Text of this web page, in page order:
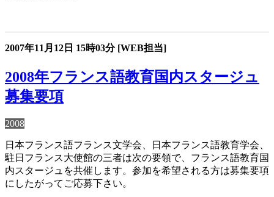
2007年11月12日 15時03分 [WEB担当]
2008年フランス語教育国内スタージュ
募集要項
2008
日本フランス語フランス文学会、日本フランス語教育学会、
駐日フランス大使館の三者は次の要領で、フランス語教育国
内スタージュを共催します。参加を希望される方は募集要項
にしたがってご応募下さい。